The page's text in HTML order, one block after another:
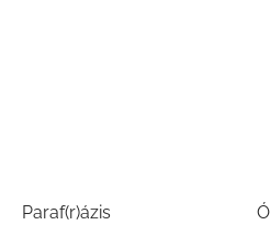
Paraf(r)ázis